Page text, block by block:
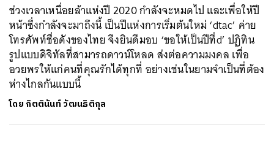
ช่วงเวลาเหนื่อยล้าแห่งปี 2020 กำลังจะหมดไป และเพื่อให้ปี
หน้าซึ่งกำลังจะมาถึงนี้ เป็นปีแห่งการเริ่มต้นใหม่ ‘dtac’ ค่าย
โทรศัพท์ชื่อดังของไทย จึงยินดีมอบ ‘ขอให้เป็นปีที่d’ ปฏิทิน
รูปแบบดิจิทัลที่สามารถดาวน์โหลด ส่งต่อความมงคล เพื่อ
อวยพรให้แก่คนที่คุณรักได้ทุกที่ อย่างเช่นในยามจำเป็นที่ต้อง
ห่างไกลกันแบบนี้
โดย กิตตินันท์ วัฒนธิติกุล